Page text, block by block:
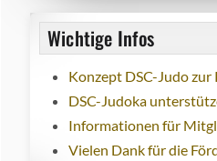
Wichtige Infos
Konzept DSC-Judo
DSC-Judoka
Informationen für
Vielen Dank für die